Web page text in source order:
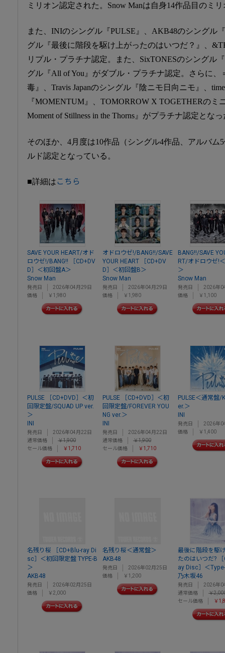
ミリオン認定された。Snow Manは自身14作品目のミ
また、INIのシングル『PULSE』、AKB48のシングル
グル『最後に階段を駆け上がったのはいつだ？』、
リプル・プラチナ認定。また、SixTONESのシングル
グル『All of You』がダブル・プラチナ認定。さらに
毒』、Travis Japanのシングル『陰ニモ日向ニモ』、
『MOMENTUM』、TOMORROW X TOGETHERのミ
Moment of Stillness in the Thorns』がプラチナ認定とな
そのほか、4月度は10作品（シングル4作品、アルバム
ルド認定となっている。
■詳細は こちら
SAVE YOUR HEART/オド
ロウゼ!/BANG!! ［CD+DV
D］＜初回盤A＞
Snow Man
発売日
2026年04月29日
価格
￥1,980
オドロウゼ!/BANG!!/SAVE
YOUR HEART ［CD+DV
D］＜初回盤B＞
Snow Man
発売日
2026年04月29日
価格
￥1,980
BANG!!/SAVE
RT/オドロウゼ!
＞
Snow Man
発売日
2026年
価格
￥1,100
PULSE ［CD+DVD］＜初
回限定盤/SQUAD UP ver.
＞
INI
発売日
2026年04月22日
通常価格
￥1,900
セール価格
￥1,710
PULSE ［CD+DVD］＜初
回限定盤/FOREVER YOU
NG ver.＞
INI
発売日
2026年04月22日
通常価格
￥1,900
セール価格
￥1,710
PULSE＜通常盤/
er.＞
INI
発売日
2026年
価格
￥1,400
名残り桜 ［CD+Blu-ray Di
sc］＜初回限定盤 TYPE-B
＞
AKB48
発売日
2026年02月25日
価格
￥2,000
名残り桜＜通常盤＞
AKB48
発売日
2026年02月25日
価格
￥1,200
最後に階段を駆
たのはいつだ?
ay Disc］＜
乃木坂46
発売日
2026年
通常価格
￥
セール価格
￥